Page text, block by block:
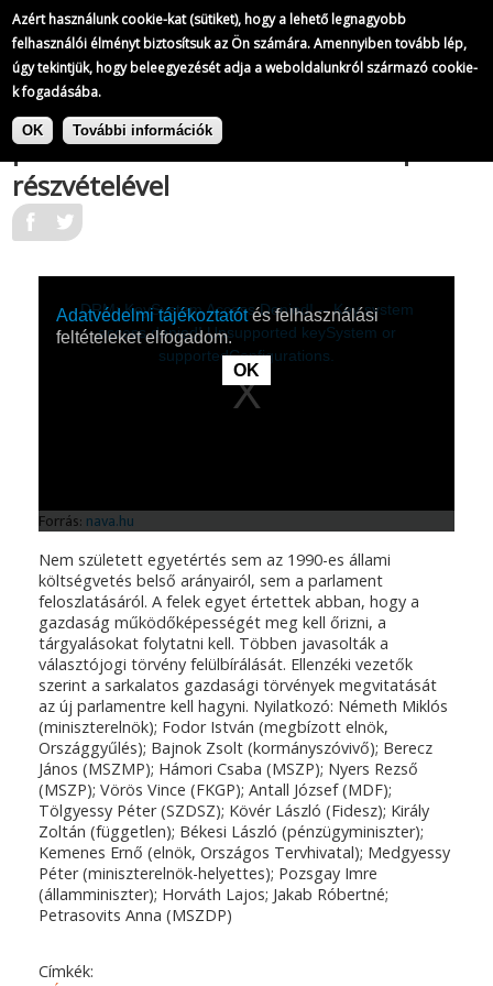
Azért használunk cookie-kat (sütiket), hogy a lehető legnagyobb
felhasználói élményt biztosítsuk az Ön számára. Amennyiben tovább lép,
úgy tekintjük, hogy beleegyezését adja a weboldalunkról származó cookie-
k fogadásába.
OK További információk
Ugrás
A Magyar Televízió híradói
758/823
A Magyar Televízió híradói
párbeszédsorozat kezdődött 16 párt
részvételével
Nem született egyetértés sem az 1990-es állami
költségvetés belső arányairól, sem a parlament
feloszlatásáról. A felek egyet értettek abban, hogy a
gazdaság működőképességét meg kell őrizni, a
tárgyalásokat folytatni kell. Többen javasolták a
választójogi törvény felülbírálását. Ellenzéki vezetők
szerint a sarkalatos gazdasági törvények megvitatását
az új parlamentre kell hagyni. Nyilatkozó: Németh Miklós
(miniszterelnök); Fodor István (megbízott elnök,
Országgyűlés); Bajnok Zsolt (kormányszóvivő); Berecz
János (MSZMP); Hámori Csaba (MSZP); Nyers Rezső
(MSZP); Vörös Vince (FKGP); Antall József (MDF);
Tölgyessy Péter (SZDSZ); Kövér László (Fidesz); Király
Zoltán (független); Békesi László (pénzügyminiszter);
Kemenes Ernő (elnök, Országos Tervhivatal); Medgyessy
Péter (miniszterelnök-helyettes); Pozsgay Imre
(államminiszter); Horváth Lajos; Jakab Róbertné;
Petrasovits Anna (MSZDP)
Címkék: